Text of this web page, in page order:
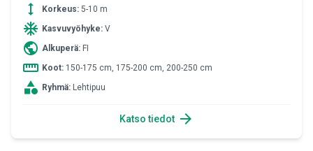
height Korkeus: 5-10 m
ac_unit Kasvuvyöhyke: V
public Alkuperä: FI
straighten Koot: 150-175 cm, 175-200 cm, 200-250 cm
category Ryhmä: Lehtipuu
Katso tiedot arrow_forward